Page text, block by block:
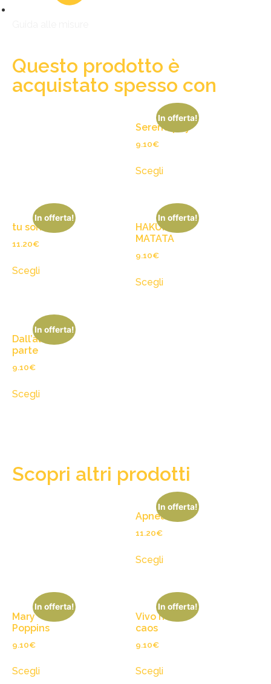
Questo prodotto è
acquistato spesso con
In offerta!
Serendipity
9.10€
Scegli
In offerta!
tu sorridevi
11.20€
Scegli
In offerta!
HAKUNA
MATATA
9.10€
Scegli
In offerta!
Dall’altra
parte
9.10€
Scegli
Scopri altri prodotti
In offerta!
Apnea
11.20€
Scegli
In offerta!
Mary
Poppins
9.10€
Scegli
In offerta!
Vivo nel
caos
9.10€
Scegli